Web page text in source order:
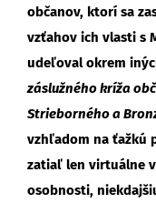
občanov, ktorí sa
vzťahov ich vlasti s
udeľoval okrem
záslužného kríža
Strieborného a
vzhľadom na ťažkú
zatiaľ len virtuálne
osobnosti,